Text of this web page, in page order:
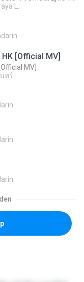
L.
[Official MV]
MV]
ทร์